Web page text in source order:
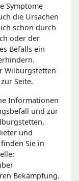
Symptome
die Ursachen
schon durch
oder der
Befalls ein
Wilburgstetten
Seite.
Informationen
und zur
und
Sie in
Bekämpfung.